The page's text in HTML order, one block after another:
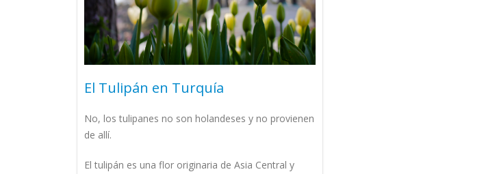
El Tulipán en Turquía
No, los tulipanes no son holandeses y no provienen
de allí.
El tulipán es una flor originaria de Asia Central y